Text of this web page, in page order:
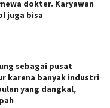
dokter. Karyawan
juga bisa
sebagai pusat
karena banyak industri
yang dangkal,